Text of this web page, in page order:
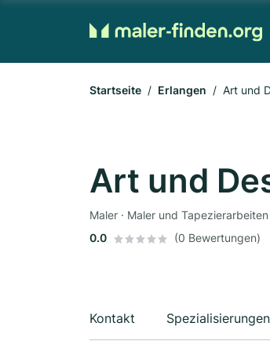
Startseite Erlangen Art und
Art und
Maler · Maler und Tapezierarbeiten
0.0
(0 Bewertungen)
Kontakt Spezialisierungen